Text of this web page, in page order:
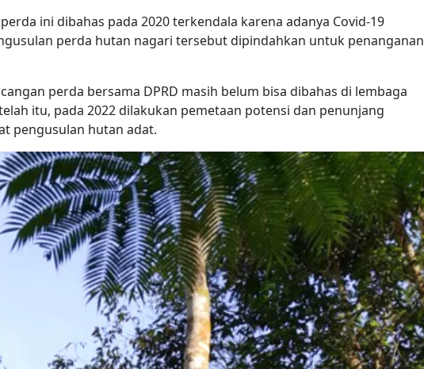
ini dibahas pada 2020 terkendala karena adanya Covid-19
perda hutan nagari tersebut dipindahkan untuk penanganan
perda bersama DPRD masih belum bisa dibahas di lembaga
itu, pada 2022 dilakukan pemetaan potensi dan penunjang
pengusulan hutan adat.